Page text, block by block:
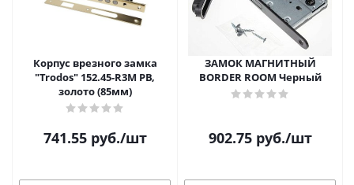
Корпус врезного замка
"Trodos" 152.45-R3M PB,
золото (85мм)
741.55руб./шт
ЗАМОК МАГНИТНЫЙ
BORDER ROOM Черный
902.75руб./шт